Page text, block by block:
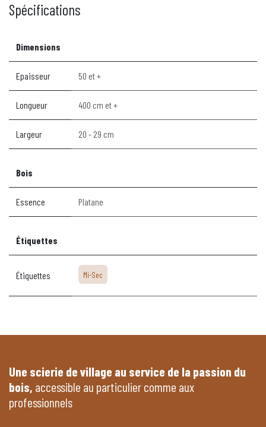
Spécifications
Dimensions
Epaisseur 50 et +
Longueur 400 cm et +
Largeur 20 - 29 cm
Bois
Essence Platane
Étiquettes
Étiquettes Mi-Sec
Une scierie de village au service de la passion du
bois, accessible au particulier comme aux
professionnels